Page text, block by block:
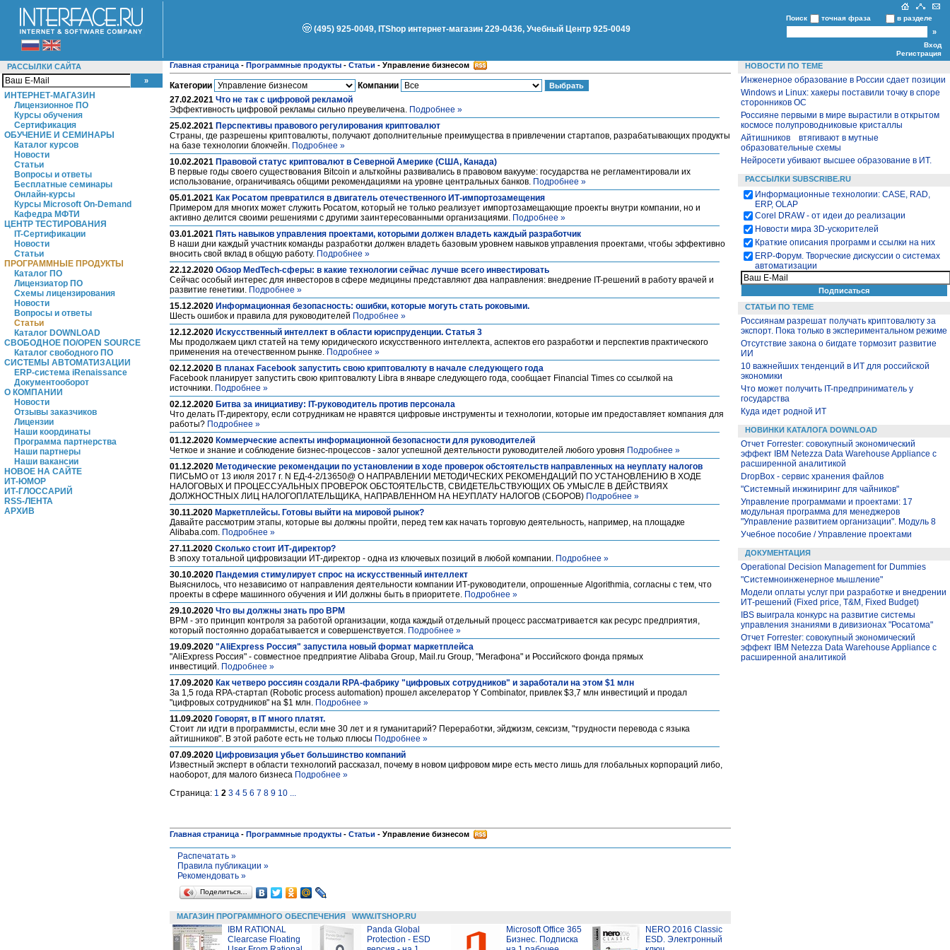
(495) 925-0049, ITShop интернет-магазин 229-0436, Учебный Центр 925-0049
Поиск точная фраза в разделе
Вход
Регистрация
РАССЫЛКИ САЙТА
ИНТЕРНЕТ-МАГАЗИН
Лицензионное ПО
Курсы обучения
Сертификация
ОБУЧЕНИЕ И СЕМИНАРЫ
Каталог курсов
Новости
Статьи
Вопросы и ответы
Бесплатные семинары
Онлайн-курсы
Курсы Microsoft On-Demand
Кафедра МФТИ
ЦЕНТР ТЕСТИРОВАНИЯ
IT-Сертификации
Новости
Статьи
ПРОГРАММНЫЕ ПРОДУКТЫ
Каталог ПО
Лицензиатор ПО
Схемы лицензирования
Новости
Вопросы и ответы
Статьи
Каталог DOWNLOAD
СВОБОДНОЕ ПО/OPEN SOURCE
Каталог свободного ПО
СИСТЕМЫ АВТОМАТИЗАЦИИ
ERP-система iRenaissance
Документооборот
О КОМПАНИИ
Новости
Отзывы заказчиков
Лицензии
Наши координаты
Программа партнерства
Наши партнеры
Наши вакансии
НОВОЕ НА САЙТЕ
ИТ-ЮМОР
ИТ-ГЛОССАРИЙ
RSS-ЛЕНТА
АРХИВ
Главная страница - Программные продукты - Статьи - Управление бизнесом
Категории
Компании
27.02.2021 Что не так с цифровой рекламой
Эффективность цифровой рекламы сильно преувеличена. Подробнее »
25.02.2021 Перспективы правового регулирования криптовалют
Страны, где разрешены криптовалюты, получают дополнительные преимущества в привлечении стартапов, разрабатывающих продукты
на базе технологии блокчейн. Подробнее »
10.02.2021 Правовой статус криптовалют в Северной Америке (США, Канада)
В первые годы своего существования Bitcoin и альткойны развивались в правовом вакууме: государства не регламентировали их
использование, ограничиваясь общими рекомендациями на уровне центральных банков. Подробнее »
05.01.2021 Как Росатом превратился в двигатель отечественного ИТ-импортозамещения
Примером для многих может служить Росатом, который не только реализует импортозамещающие проекты внутри компании, но и
активно делится своими решениями с другими заинтересованными организациями. Подробнее »
03.01.2021 Пять навыков управления проектами, которыми должен владеть каждый разработчик
В наши дни каждый участник команды разработки должен владеть базовым уровнем навыков управления проектами, чтобы эффективно
вносить свой вклад в общую работу. Подробнее »
22.12.2020 Обзор MedTech-сферы: в какие технологии сейчас лучше всего инвестировать
Сейчас особый интерес для инвесторов в сфере медицины представляют два направления: внедрение IT-решений в работу врачей и
развитие генетики. Подробнее »
15.12.2020 Информационная безопасность: ошибки, которые могуть стать роковыми.
Шесть ошибок и правила для руководителей Подробнее »
12.12.2020 Искусственный интеллект в области юриспруденции. Статья 3
Мы продолжаем цикл статей на тему юридического искусственного интеллекта, аспектов его разработки и перспектив практического
применения на отечественном рынке. Подробнее »
02.12.2020 В планах Facebook запустить свою криптовалюту в начале следующего года
Facebook планирует запустить свою криптовалюту Libra в январе следующего года, сообщает Financial Times со ссылкой на
источники. Подробнее »
02.12.2020 Битва за инициативу: IT-руководитель против персонала
Что делать IT-директору, если сотрудникам не нравятся цифровые инструменты и технологии, которые им предоставляет компания для
работы? Подробнее »
01.12.2020 Коммерческие аспекты информационной безопасности для руководителей
Четкое и знание и соблюдение бизнес-процессов - залог успешной деятельности руководителей любого уровня Подробнее »
01.12.2020 Методические рекомендации по установлении в ходе проверок обстоятельств направленных на неуплату налогов
ПИСЬМО от 13 июля 2017 г. N ЕД-4-2/13650@ О НАПРАВЛЕНИИ МЕТОДИЧЕСКИХ РЕКОМЕНДАЦИЙ ПО УСТАНОВЛЕНИЮ В ХОДЕ
НАЛОГОВЫХ И ПРОЦЕССУАЛЬНЫХ ПРОВЕРОК ОБСТОЯТЕЛЬСТВ, СВИДЕТЕЛЬСТВУЮЩИХ ОБ УМЫСЛЕ В ДЕЙСТВИЯХ
ДОЛЖНОСТНЫХ ЛИЦ НАЛОГОПЛАТЕЛЬЩИКА, НАПРАВЛЕННОМ НА НЕУПЛАТУ НАЛОГОВ (СБОРОВ) Подробнее »
30.11.2020 Маркетплейсы. Готовы выйти на мировой рынок?
Давайте рассмотрим этапы, которые вы должны пройти, перед тем как начать торговую деятельность, например, на площадке
Alibaba.com. Подробнее »
27.11.2020 Сколько стоит ИТ-директор?
В эпоху тотальной цифровизации ИТ-директор - одна из ключевых позиций в любой компании. Подробнее »
30.10.2020 Пандемия стимулирует спрос на искусственный интеллект
Выяснилось, что независимо от направления деятельности компании ИТ-руководители, опрошенные Algorithmia, согласны с тем, что
проекты в сфере машинного обучения и ИИ должны быть в приоритете. Подробнее »
29.10.2020 Что вы должны знать про BPM
BPM - это принцип контроля за работой организации, когда каждый отдельный процесс рассматривается как ресурс предприятия,
который постоянно дорабатывается и совершенствуется. Подробнее »
19.09.2020 "AliExpress Россия" запустила новый формат маркетплейса
"AliExpress Россия" - совместное предприятие Alibaba Group, Mail.ru Group, "Мегафона" и Российского фонда прямых
инвестиций. Подробнее »
17.09.2020 Как четверо россиян создали RPA-фабрику "цифровых сотрудников" и заработали на этом $1 млн
За 1,5 года RPA-стартап (Robotic process automation) прошел акселератор Y Combinator, привлек $3,7 млн инвестиций и продал
"цифровых сотрудников" на $1 млн. Подробнее »
11.09.2020 Говорят, в IT много платят.
Стоит ли идти в программисты, если мне 30 лет и я гуманитарий? Переработки, эйджизм, сексизм, "трудности перевода с языка
айтишников". В этой работе есть не только плюсы Подробнее »
07.09.2020 Цифровизация убьет большинство компаний
Известный эксперт в области технологий рассказал, почему в новом цифровом мире есть место лишь для глобальных корпораций либо,
наоборот, для малого бизнеса Подробнее »
Страница: 1 2 3 4 5 6 7 8 9 10 ...
Главная страница - Программные продукты - Статьи - Управление бизнесом
Распечатать »
Правила публикации »
Рекомендовать »
Поделиться…
МАГАЗИН ПРОГРАММНОГО ОБЕСПЕЧЕНИЯ WWW.ITSHOP.RU
IBM RATIONAL
Clearcase Floating
Panda Global
Protection - ESD
Microsoft Office 365
Бизнес. Подписка
NERO 2016 Classic
ESD. Электронный
НОВОСТИ ПО ТЕМЕ
Инженерное образование в России сдает позиции
Windows и Linux: хакеры поставили точку в споре
сторонников ОС
Россияне первыми в мире вырастили в открытом
космосе полупроводниковые кристаллы
Айтишников втягивают в мутные
образовательные схемы
Нейросети убивают высшее образование в ИТ.
РАССЫЛКИ SUBSCRIBE.RU
Информационные технологии: CASE, RAD,
ERP, OLAP
Corel DRAW - от идеи до реализации
Новости мира 3D-ускорителей
Краткие описания программ и ссылки на них
ЕRP-Форум. Творческие дискуссии о системах
автоматизации
СТАТЬИ ПО ТЕМЕ
Россиянам разрешат получать криптовалюту за
экспорт. Пока только в экспериментальном режиме
Отсутствие закона о бигдате тормозит развитие
ИИ
10 важнейших тенденций в ИТ для российской
экономики
Что может получить IT-предприниматель у
государства
Куда идет родной ИТ
НОВИНКИ КАТАЛОГА DOWNLOAD
Отчет Forrester: совокупный экономический
эффект IBM Netezza Data Warehouse Appliance с
расширенной аналитикой
DropBox - сервис хранения файлов
"Системный инжиниринг для чайников"
Управление программами и проектами: 17
модульная программа для менеджеров
"Управление развитием организации". Модуль 8
Учебное пособие / Управление проектами
ДОКУМЕНТАЦИЯ
Operational Decision Management for Dummies
"Системноинженерное мышление"
Модели оплаты услуг при разработке и внедрении
ИТ-решений (Fixed price, T&M, Fixed Budget)
IBS выиграла конкурс на развитие системы
управления знаниями в дивизионах "Росатома"
Отчет Forrester: совокупный экономический
эффект IBM Netezza Data Warehouse Appliance с
расширенной аналитикой